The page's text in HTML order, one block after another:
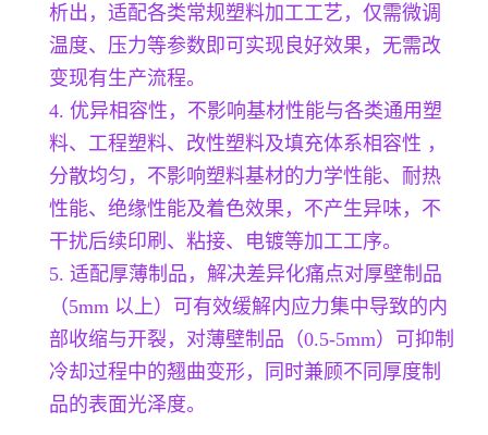
析出，适配各类常规塑料加工工艺，仅需微调
温度、压力等参数即可实现良好效果，无需改
变现有生产流程。
4. 优异相容性，不影响基材性能与各类通用塑
料、工程塑料、改性塑料及填充体系相容性 ，
分散均匀，不影响塑料基材的力学性能、耐热
性能、绝缘性能及着色效果，不产生异味，不
干扰后续印刷、粘接、电镀等加工工序。
5. 适配厚薄制品，解决差异化痛点对厚壁制品
（5mm 以上）可有效缓解内应力集中导致的内
部收缩与开裂，对薄壁制品（0.5-5mm）可抑制
冷却过程中的翘曲变形，同时兼顾不同厚度制
品的表面光泽度。